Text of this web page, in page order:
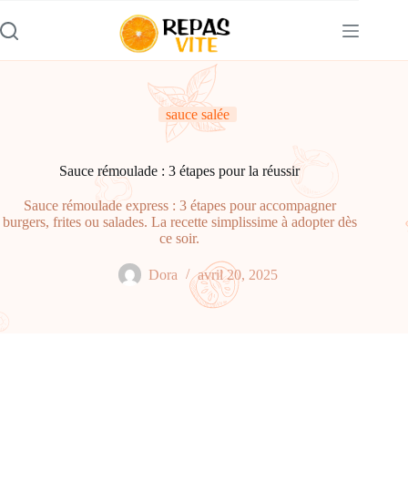
au
contenu
sauce salée
Sauce rémoulade : 3 étapes pour la réussir
Sauce rémoulade express : 3 étapes pour accompagner
burgers, frites ou salades. La recette simplissime à adopter dès
ce soir.
Dora avril 20, 2025